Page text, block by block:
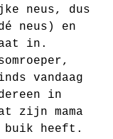
neus, dus
neus) en
in.
vandaag
in
zijn mama
buik heeft.